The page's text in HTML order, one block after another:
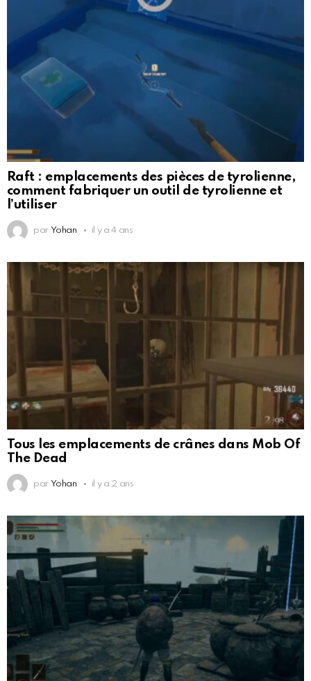
Raft : emplacements des pièces de tyrolienne,
comment fabriquer un outil de tyrolienne et
l’utiliser
par Yohan il y a 4 ans
Tous les emplacements de crânes dans Mob Of
The Dead
par Yohan il y a 2 ans